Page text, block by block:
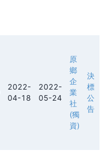
2022-
04-18
2022-
05-24
原
鄉
企
業
社
(獨
資)
決
標
公
告